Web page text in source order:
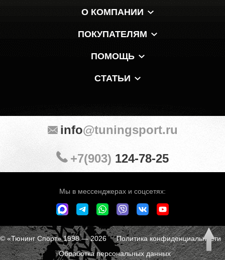
О КОМПАНИИ
ПОКУПАТЕЛЯМ
ПОМОЩЬ
СТАТЬИ
Мы в мессенджерах и соцсетях:
info@tuningsport.ru
+7(903) 124-78-25
© «Тюнинг Спорт» 1998 — 2026Политика конфиденциальности
Обработка персональных данных